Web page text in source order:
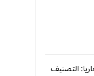
التصنيف